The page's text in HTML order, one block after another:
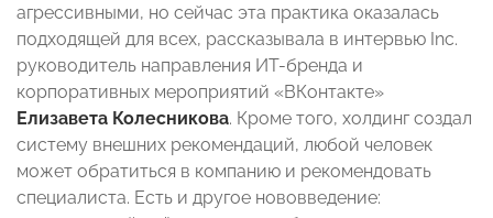
агрессивными, но сейчас эта практика оказалась
подходящей для всех, рассказывала в интервью Inc.
руководитель направления ИТ-бренда и
корпоративных мероприятий «ВКонтакте»
Елизавета Колесникова. Кроме того, холдинг создал
систему внешних рекомендаций, любой человек
может обратиться в компанию и рекомендовать
специалиста. Есть и другое нововведение: